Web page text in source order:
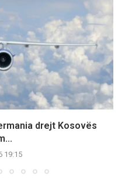
drejt Kosovës
19:15